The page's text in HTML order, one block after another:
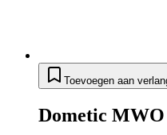
Toevoegen aan
Dometic MWO